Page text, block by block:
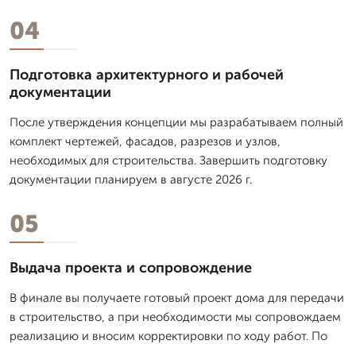
04
Подготовка архитектурного и рабочей
документации
После утверждения концепции мы разрабатываем полный
комплект чертежей, фасадов, разрезов и узлов,
необходимых для строительства. Завершить подготовку
документации планируем в августе 2026 г.
05
Выдача проекта и сопровождение
В финале вы получаете готовый проект дома для передачи
в строительство, а при необходимости мы сопровождаем
реализацию и вносим корректировки по ходу работ. По